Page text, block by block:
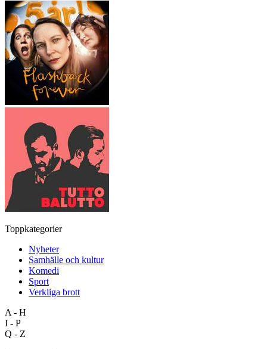
Toppkategorier
Nyheter
Samhälle och kultur
Komedi
Sport
Verkliga brott
A - H
I - P
Q - Z